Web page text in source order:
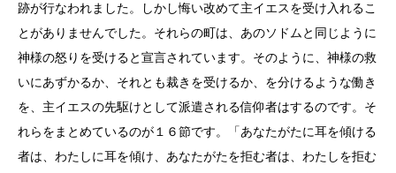
跡が行なわれました。しかし悔い改めて主イエスを受け入れるこ
とがありませんでした。それらの町は、あのソドムと同じように
神様の怒りを受けると宣言されています。そのように、神様の救
いにあずかるか、それとも裁きを受けるか、を分けるような働き
を、主イエスの先駆けとして派遣される信仰者はするのです。そ
れらをまとめているのが１６節です。「あなたがたに耳を傾ける
者は、わたしに耳を傾け、あなたがたを拒む者は、わたしを拒む